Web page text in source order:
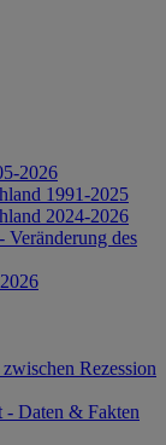
2026
1991-2025
2024-2026
Veränderung des
Rezession
- Daten & Fakten